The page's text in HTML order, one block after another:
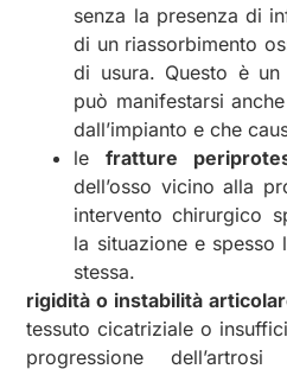
senza la presenza di
di un riassorbimento
di usura. Questo è
può manifestarsi
dall’impianto e che
lefratture
dell’osso vicino alla
intervento chirurgico
la situazione e spesso
stessa.
rigidità o instabilità
tessuto cicatriziale o
progressione